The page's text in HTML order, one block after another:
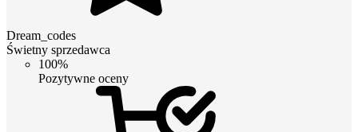
Dream_codes
Świetny sprzedawca
100%
Pozytywne oceny